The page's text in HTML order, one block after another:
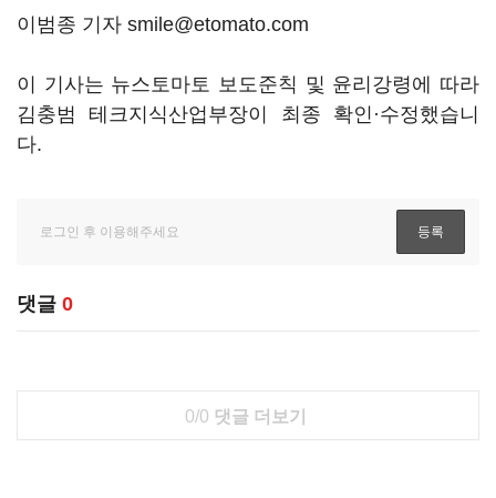
이범종 기자 smile@etomato.com
이 기사는 뉴스토마토 보도준칙 및 윤리강령에 따라
김충범 테크지식산업부장이 최종 확인·수정했습니
다.
댓글 0
0/0 댓글 더보기